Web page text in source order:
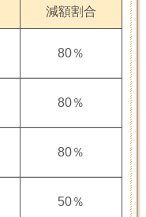
減額割合
80％
80％
80％
50％